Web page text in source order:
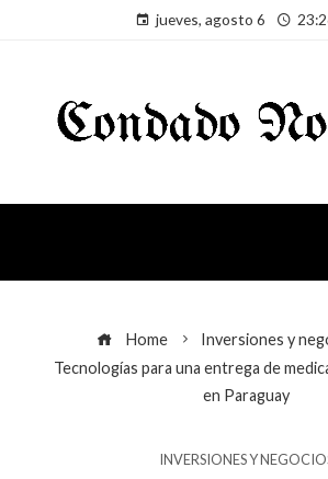
jueves, agosto 6
Home
Inversiones y
Tecnologías para una entrega de
en Paraguay
INVERSIONES Y